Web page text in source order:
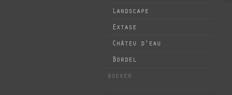
Landscape
Extase
Châteu d'eau
Bordel
boeken